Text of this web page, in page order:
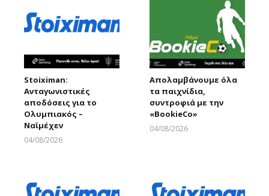
Stoiximan:
Ανταγωνιστικές
αποδόσεις για το
Ολυμπιακός –
Ναϊμέχεν
04/08/2026
Απολαμβάνουμε όλα
τα παιχνίδια,
συντροφιά με την
«ΒοοkieCo»
04/08/2026